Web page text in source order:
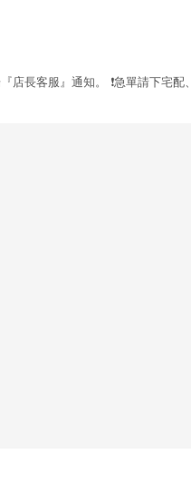
為準。 (6) 導購訂
樂天市場網站公告為準。
長客服』通知。 ❗急單請下宅配、